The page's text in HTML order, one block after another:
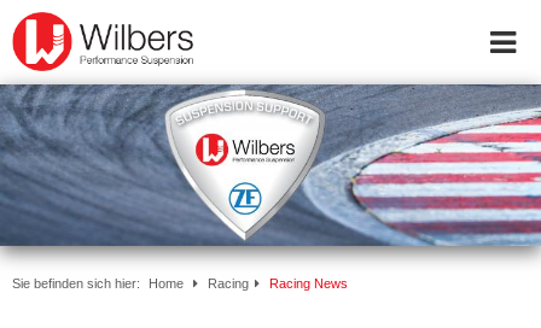
Online-Shop
Inside Wilbers
Produkte
Händler & Servicepartner
Downloads
Werkstatttermin buchen
Sie befinden sich hier: Home Racing Racing News